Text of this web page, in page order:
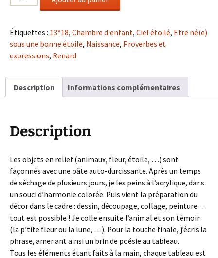
de
né(e)
sous
une
étoile
Étiquettes : 13*18, Chambre d'enfant, Ciel étoilé, Etre né(e)
sous une bonne étoile, Naissance, Proverbes et
expressions, Renard
Description Informations complémentaires
Description
Les objets en relief (animaux, fleur, étoile, …) sont
façonnés avec une pâte auto-durcissante. Après un temps
de séchage de plusieurs jours, je les peins à l’acrylique, dans
un souci d’harmonie colorée. Puis vient la préparation du
décor dans le cadre : dessin, découpage, collage, peinture …
tout est possible ! Je colle ensuite l’animal et son témoin
(la p’tite fleur ou la lune, …). Pour la touche finale, j’écris la
phrase, amenant ainsi un brin de poésie au tableau.
Tous les éléments étant faits à la main, chaque tableau est